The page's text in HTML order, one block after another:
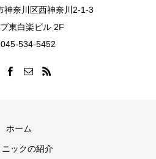
神奈川区西神奈川2-1-3
東白楽ビル 2F
534-5452
ホーム
ニックの紹介